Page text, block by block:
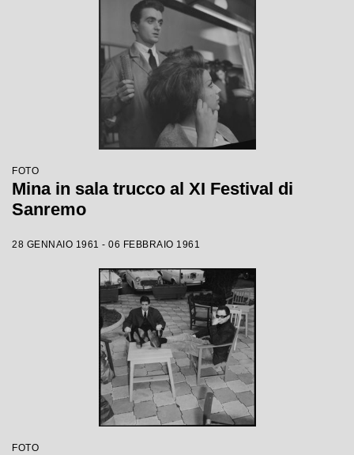
FOTO
Mina in sala trucco al XI Festival di
Sanremo
28 GENNAIO 1961 - 06 FEBBRAIO 1961
FOTO